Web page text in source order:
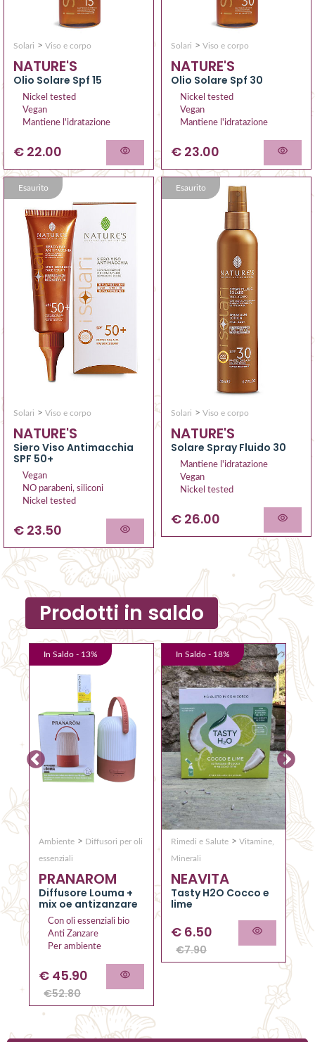
Solari > Viso e corpo
NATURE'S
Olio Solare Spf 15
Nickel tested
Vegan
Mantiene l'idratazione
€ 22.00
Solari > Viso e corpo
NATURE'S
Olio Solare Spf 30
Nickel tested
Vegan
Mantiene l'idratazione
€ 23.00
Esaurito
Solari > Viso e corpo
NATURE'S
Siero Viso Antimacchia
SPF 50+
Vegan
NO parabeni, siliconi
Nickel tested
€ 23.50
Esaurito
Solari > Viso e corpo
NATURE'S
Solare Spray Fluido 30
Mantiene l'idratazione
Vegan
Nickel tested
€ 26.00
Prodotti in saldo
In Saldo - 13%
Ambiente > Diffusori per oli
essenziali
PRANAROM
Diffusore Louma +
mix oe antizanzare
Con oli essenziali bio
Anti Zanzare
Per ambiente
€ 45.90
€52.80
In Saldo - 18%
Rimedi e Salute > Vitamine,
Minerali
NEAVITA
Tasty H2O Cocco e
lime
€ 6.50
€7.90